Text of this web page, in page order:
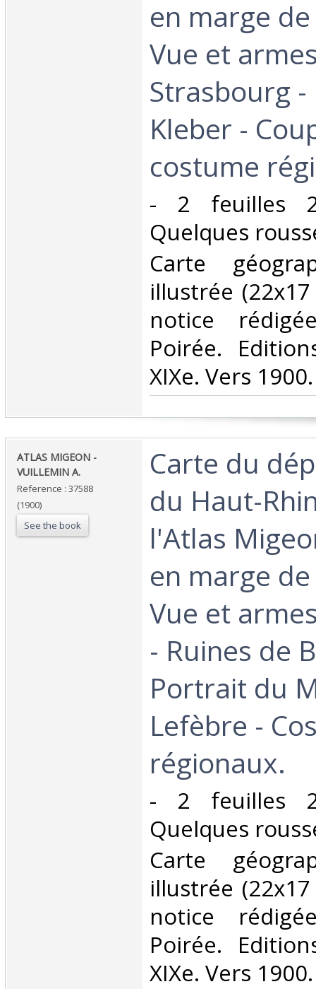
en marge
Vue et
Strasbourg
Kleber -
costume
‎- 2 feuilles
Quelques
‎Carte
illustrée
notice
Poirée.
XIXe. Vers 1900.‎
‎ATLAS MIGEON -
VUILLEMIN A. ‎
Reference : 37588
(1900)
See the book
‎Carte du
du Haut-
l'Atlas
en marge
Vue et
- Ruines de
Portrait du
Lefèbre -
régionaux.‎
‎- 2 feuilles
Quelques
‎Carte
illustrée
notice
Poirée.
XIXe. Vers 1900.‎